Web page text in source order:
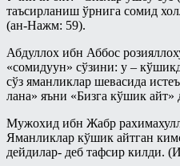
таъсирланиш ўрнига сомид
(ан-Нажм: 59).
Абдуллох ибн Аббос
«сомидуун» сўзини: у –
сўз яманликлар шевасида
лана» яъни «Бизга кўшик айт»
Мужохид ибн Жабр
Яманликлар кўшик айтган
дейдилар- деб тафсир килди.